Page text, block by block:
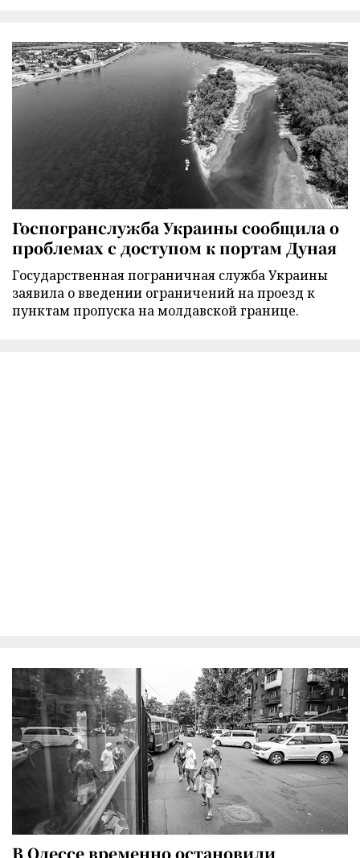
Госпогранслужба Украины сообщила о
проблемах с доступом к портам Дуная
Государственная пограничная служба Украины
заявила о введении ограничений на проезд к
пунктам пропуска на молдавской границе.
В Одессе временно остановили